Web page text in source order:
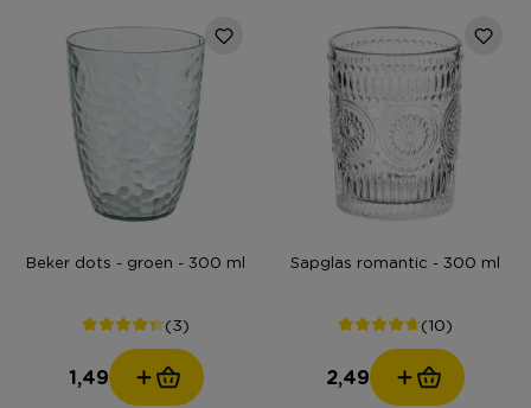
Beker dots - groen - 300 ml
(3)
1,49
Sapglas romantic - 300 ml
(10)
2,49